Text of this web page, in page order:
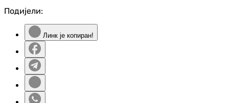
Подијели:
Линк је копиран!